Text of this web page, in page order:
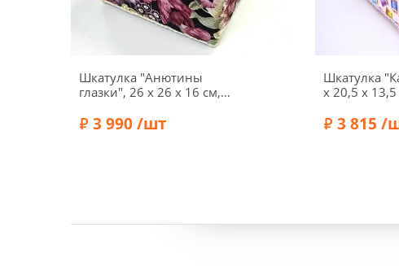
Шкатулка "Анютины
глазки", 26 x 26 x 16 см,
3 990 /шт
Бренд: RTO
Шкатулка
x 20,5 x 13,5
3 815 /
Бренд: RTO